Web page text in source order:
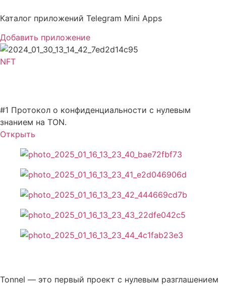
к
Каталог приложений Telegram Mini Apps
Добавить приложение
NFT
#1 Протокол о конфиденциальности с нулевым
знанием на TON.
Открыть
Tonnel — это первый проект с нулевым разглашением